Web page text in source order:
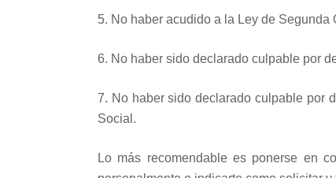
5. No haber acudido a la Ley de
6. No haber sido declarado culpable por
7. No haber sido declarado culpable por
Social.
Lo más recomendable es ponerse en